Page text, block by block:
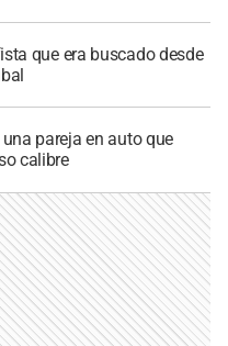
que era buscado desde
pareja en auto que
calibre